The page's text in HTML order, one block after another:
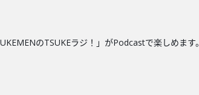
のTSUKEラジ！」がPodcastで楽しめます。